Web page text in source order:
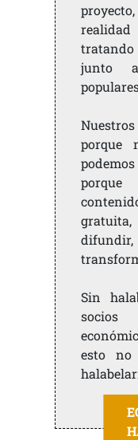
junto
porque
Sin
esto no